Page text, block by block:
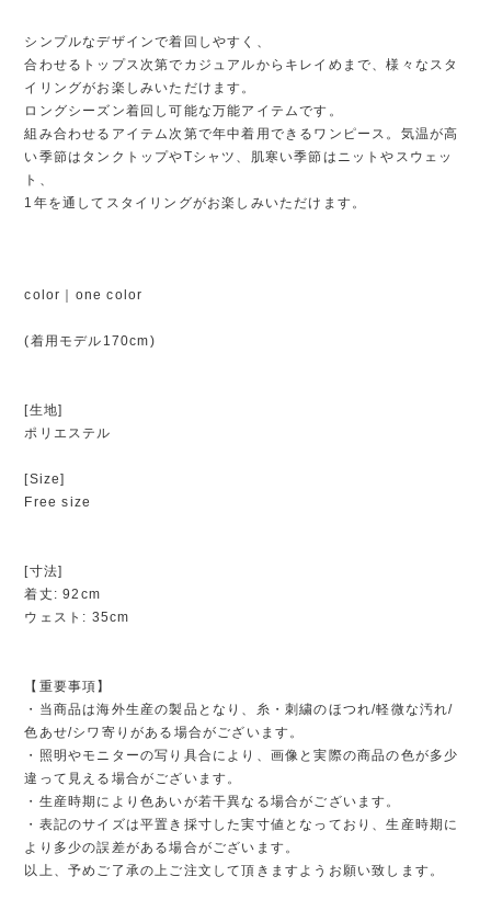
シンプルなデザインで着回しやすく、
合わせるトップス次第でカジュアルからキレイめまで、様々なスタ
イリングがお楽しみいただけます。
ロングシーズン着回し可能な万能アイテムです。
組み合わせるアイテム次第で年中着用できるワンピース。気温が高
い季節はタンクトップやTシャツ、肌寒い季節はニットやスウェッ
ト、
1年を通してスタイリングがお楽しみいただけます。
color｜one color
(着用モデル170cm)
[生地]
ポリエステル
[Size]
Free size
[寸法]
着丈: 92cm
ウェスト: 35cm
【重要事項】
・当商品は海外生産の製品となり、糸・刺繍のほつれ/軽微な汚れ/
色あせ/シワ寄りがある場合がございます。
・照明やモニターの写り具合により、画像と実際の商品の色が多少
違って見える場合がございます。
・生産時期により色あいが若干異なる場合がございます。
・表記のサイズは平置き採寸した実寸値となっており、生産時期に
より多少の誤差がある場合がございます。
以上、予めご了承の上ご注文して頂きますようお願い致します。